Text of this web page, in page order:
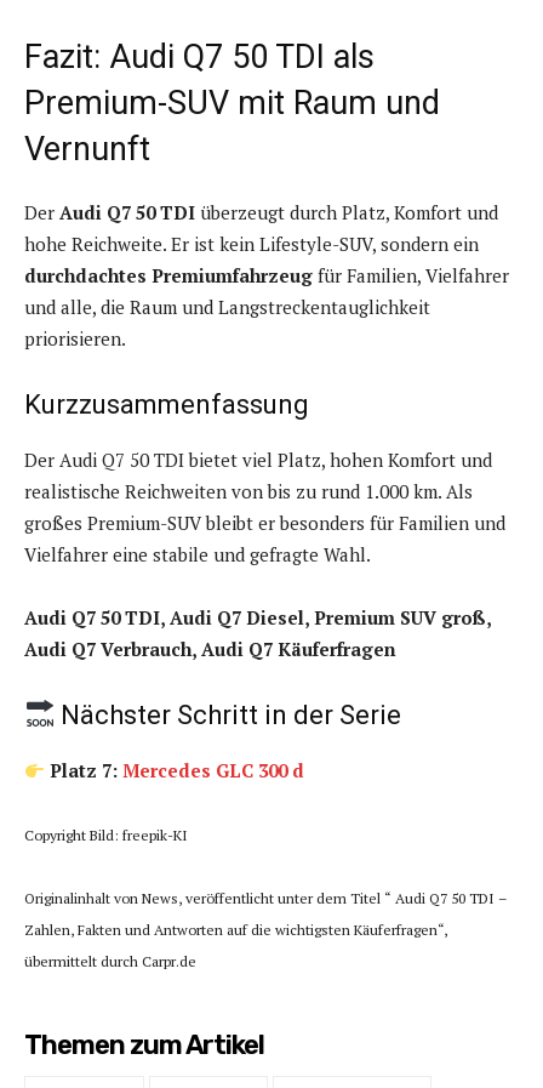
Fazit: Audi Q7 50 TDI als
Premium-SUV mit Raum und
Vernunft
Der Audi Q7 50 TDI überzeugt durch Platz, Komfort und
hohe Reichweite. Er ist kein Lifestyle-SUV, sondern ein
durchdachtes Premiumfahrzeug für Familien, Vielfahrer
und alle, die Raum und Langstreckentauglichkeit
priorisieren.
Kurzzusammenfassung
Der Audi Q7 50 TDI bietet viel Platz, hohen Komfort und
realistische Reichweiten von bis zu rund 1.000 km. Als
großes Premium-SUV bleibt er besonders für Familien und
Vielfahrer eine stabile und gefragte Wahl.
Audi Q7 50 TDI, Audi Q7 Diesel, Premium SUV groß,
Audi Q7 Verbrauch, Audi Q7 Käuferfragen
Nächster Schritt in der Serie
Platz 7: Mercedes GLC 300 d
Copyright Bild: freepik-KI
Originalinhalt von News, veröffentlicht unter dem Titel “ Audi Q7 50 TDI –
Zahlen, Fakten und Antworten auf die wichtigsten Käuferfragen“,
übermittelt durch Carpr.de
Themen zum Artikel